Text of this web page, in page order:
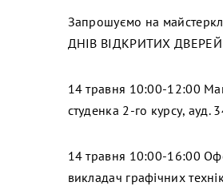
Запрошуємо на
ДНІВ ВІДКРИТИХ ДВЕРЕЙ
14 травня 10:00-12:00
студенка 2-го курсу, ауд.
14 травня 10:00-16:00
викладач графічних